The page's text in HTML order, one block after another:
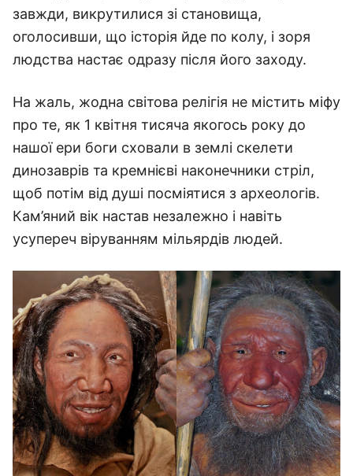
завжди, викрутилися зі становища,
оголосивши, що історія йде по колу, і зоря
людства настає одразу після його заходу.
На жаль, жодна світова релігія не містить міфу
про те, як 1 квітня тисяча якогось року до
нашої ери боги сховали в землі скелети
динозаврів та кремнієві наконечники стріл,
щоб потім від душі посміятися з археологів.
Кам’яний вік настав незалежно і навіть
усупереч віруванням мільярдів людей.